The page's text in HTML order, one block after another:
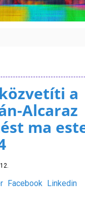
a
Alcaraz
ma
Facebook Linkedin